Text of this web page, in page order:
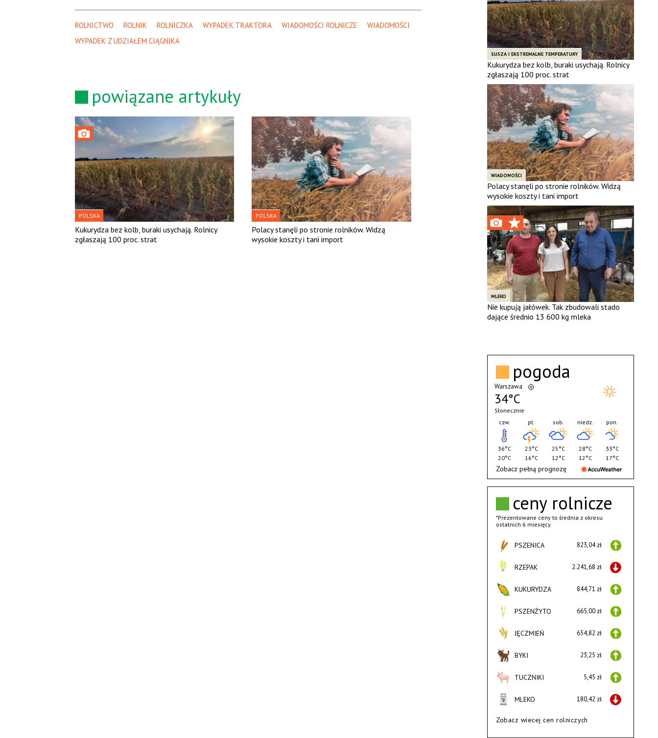
ROLNICTWO ROLNIK ROLNICZKA WYPADEK TRAKTORA WIADOMOŚCI ROLNICZE
WIADOMOŚCI
WYPADEK Z UDZIAŁEM CIĄGNIKA
powiązane artykuły
POLSKA
Kukurydza bez kolb, buraki usychają. Rolnicy
zgłaszają 100 proc. strat
POLSKA
Polacy stanęli po stronie rolników. Widzą
wysokie koszty i tani import
SUSZA I EKSTREMALNE TEMPERATURY
Kukurydza bez kolb, buraki usychają. Rolnicy
zgłaszają 100 proc. strat
WIADOMOŚCI
Polacy stanęli po stronie rolników. Widzą
wysokie koszty i tani import
MLEKO
Nie kupują jałówek. Tak zbudowali stado
dające średnio 13 600 kg mleka
ceny rolnicze
*Prezentowane ceny to średnia z okresu
ostatnich 6 miesięcy.
PSZENICA 823,04 zł
RZEPAK 2.241,68 zł
KUKURYDZA 844,71 zł
PSZENŻYTO 665,00 zł
JĘCZMIEŃ 654,82 zł
BYKI 23,25 zł
TUCZNIKI 5,45 zł
MLEKO 180,42 zł
Zobacz wiecej cen rolniczych
pogoda
Warszawa
34°C
Słonecznie
czw.
36°C
20°C
pt.
23°C
16°C
sob.
25°C
12°C
niedz.
28°C
12°C
pon.
33°C
17°C
Zobacz pełną prognozę